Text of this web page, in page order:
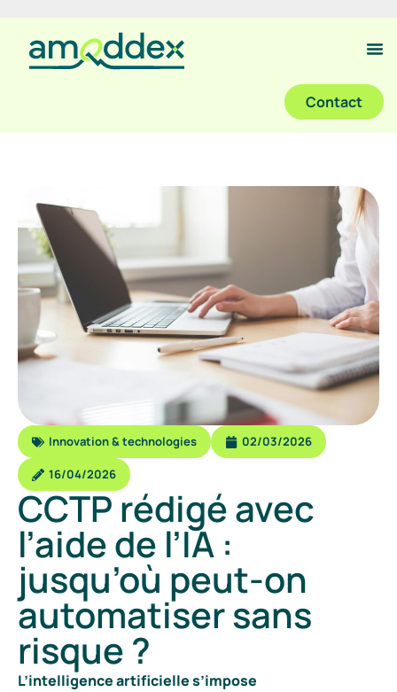
Contact
Innovation & technologies 02/03/2026
16/04/2026
CCTP rédigé avec
l’aide de l’IA :
jusqu’où peut-on
automatiser sans
risque ?
L’intelligence artificielle s’impose